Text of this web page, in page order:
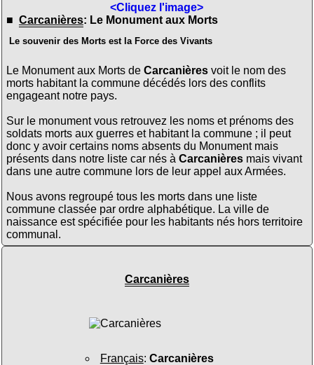
<Cliquez l'image>
■ Carcanières: Le Monument aux Morts
Le souvenir des Morts est la Force des Vivants
Le Monument aux Morts de Carcanièresvoit le nom des
morts habitant la commune décédés lors des conflits
engageant notre pays.
Sur le monument vous retrouvez les noms et prénoms des
soldats morts aux guerres et habitant la commune ; il peut
donc y avoir certains noms absents du Monument mais
présents dans notre liste car nés à Carcanièresmais vivant
dans une autre commune lors de leur appel aux Armées.
Nous avons regroupé tous les morts dans une liste
commune classée par ordre alphabétique. La ville de
naissance est spécifiée pour les habitants nés hors territoire
communal.
Carcanières
Français: Carcanières